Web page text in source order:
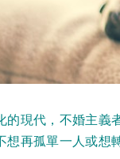
的現代，不婚主義
想再孤單一人或想